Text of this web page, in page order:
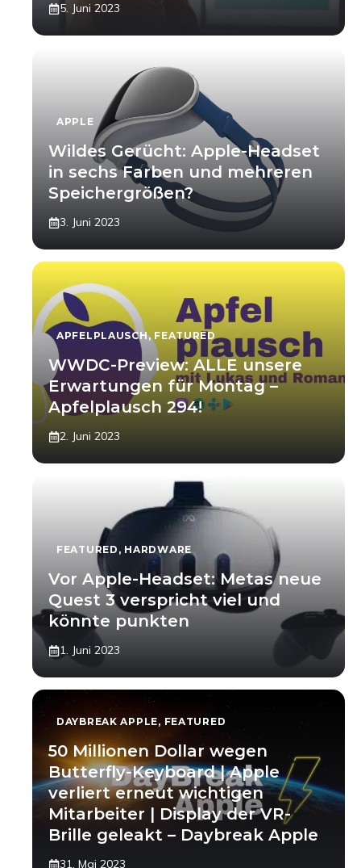
5. Juni 2023
APPLE
Wildes Gerücht: Apple-Headset
in sechs Farben und mehreren
Speichergrößen?
3. Juni 2023
APFELPLAUSCH,FEATURED
WWDC-Preview: ALLE unsere
Erwartungen für Montag –
Apfelplausch 294!
2. Juni 2023
FEATURED , HARDWARE
Vor Apple-Headset: Metas neue
Quest 3 verspricht viel und
könnte punkten
1. Juni 2023
DAYBREAK APPLE, FEATURED
50 Millionen Dollar wegen
Butterfly-Keyboard | Apple
verliert erneut wichtigen
Mitarbeiter | Display der VR-
Brille geleakt – Daybreak Apple
31. Mai 2023